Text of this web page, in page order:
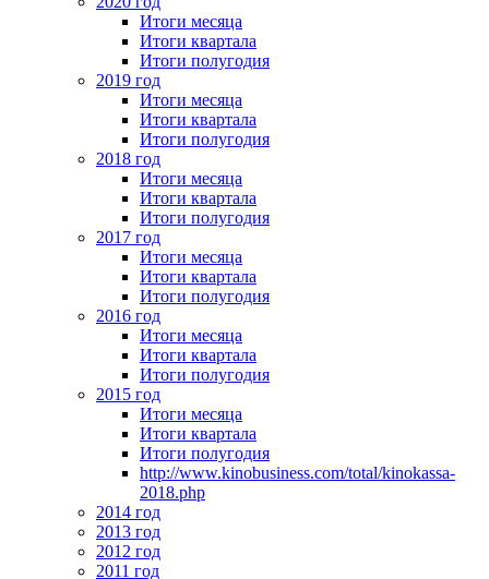
Итоги месяца
Итоги квартала
Итоги полугодия
2019 год
Итоги месяца
Итоги квартала
Итоги полугодия
2018 год
Итоги месяца
Итоги квартала
Итоги полугодия
2017 год
Итоги месяца
Итоги квартала
Итоги полугодия
2016 год
Итоги месяца
Итоги квартала
Итоги полугодия
2015 год
Итоги месяца
Итоги квартала
Итоги полугодия
http://www.kinobusiness.com/total/kinokassa-
2018.php
2014 год
2013 год
2012 год
2011 год